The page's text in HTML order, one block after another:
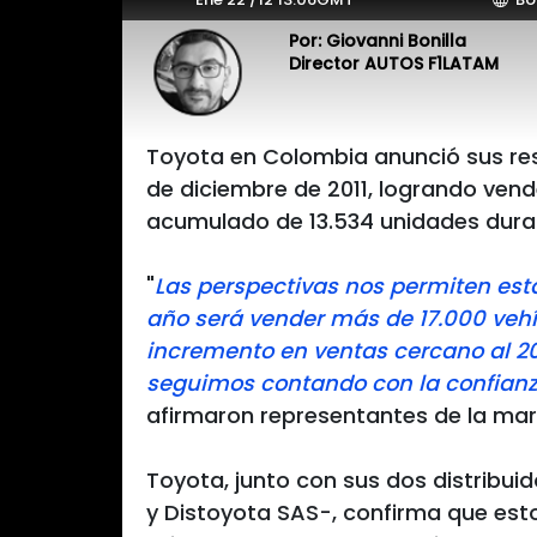
Por: Giovanni Bonilla
Director AUTOS F1LATAM
Toyota en Colombia anunció sus
de diciembre de 2011, logrando
acumulado de 13.534 unidades
"Las perspectivas nos permiten
año será vender más de 17.000
incremento en ventas cercano al
seguimos contando con la
afirmaron representantes de la
Toyota, junto con sus dos
y Distoyota SAS-, confirma que